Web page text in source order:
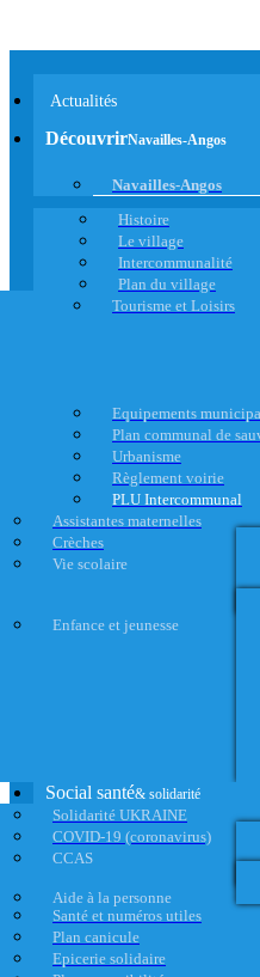
Actualités
DécouvrirNavailles-Angos
Navailles-Angos
Histoire
Le village
Intercommunalité
Plan du village
Tourisme et Loisirs
Equipements
Plan communal de
Urbanisme
Règlement voirie
PLU Intercommunal
Assistantes maternelles
Crèches
Vie scolaire
Enfance et jeunesse
Social santé& solidarité
Solidarité UKRAINE
COVID-19 (coronavirus)
CCAS
Aide à la personne
Santé et numéros utiles
Plan canicule
Epicerie solidaire